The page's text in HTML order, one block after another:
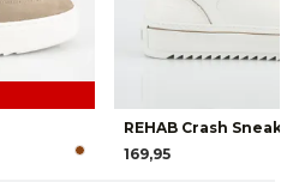
REHAB Crash
169,95